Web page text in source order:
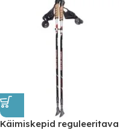
Käimiskepid reguleeritava